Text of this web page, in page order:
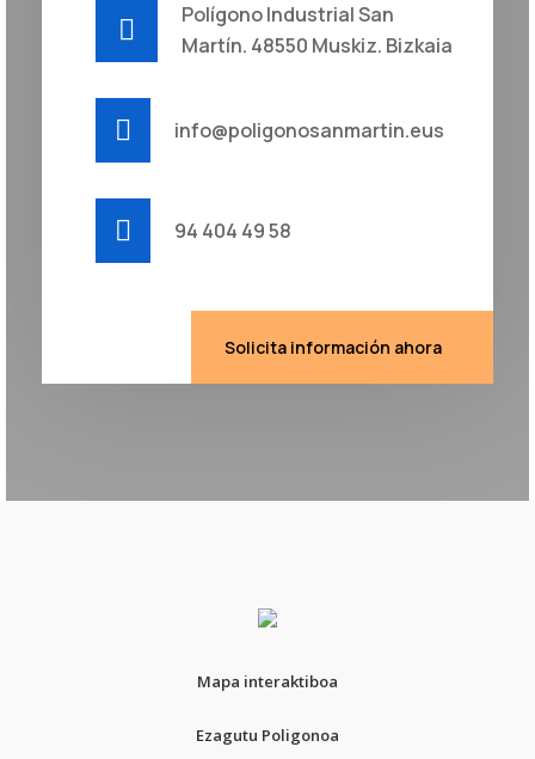
Polígono Industrial San
Martín. 48550 Muskiz. Bizkaia
info@poligonosanmartin.eus
94 404 49 58
Solicita información ahora
Mapa interaktiboa
Ezagutu Poligonoa